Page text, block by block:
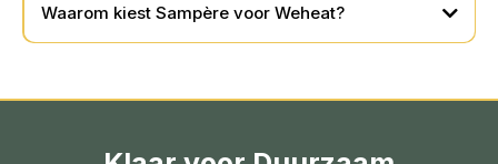
Waarom kiest Sampère voor Weheat?